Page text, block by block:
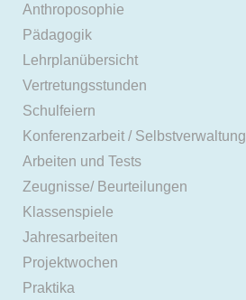
Anthroposophie
Pädagogik
Lehrplanübersicht
Vertretungsstunden
Schulfeiern
Konferenzarbeit / Selbstverwaltung
Arbeiten und Tests
Zeugnisse/ Beurteilungen
Klassenspiele
Jahresarbeiten
Projektwochen
Praktika